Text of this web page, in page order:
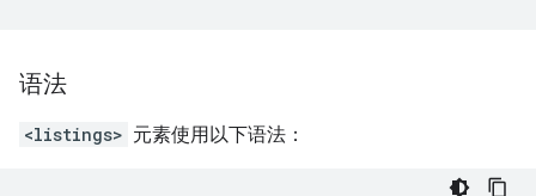
语法
<listings> 元素使用以下语法：